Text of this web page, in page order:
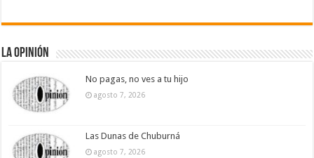
La Opinión
No pagas, no ves a tu hijo
agosto 7, 2026
Las Dunas de Chuburná
agosto 7, 2026